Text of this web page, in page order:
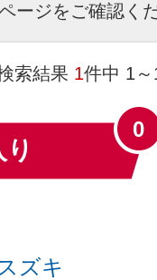
ージをご確認く
索結果 1件中 1
0
スズキ